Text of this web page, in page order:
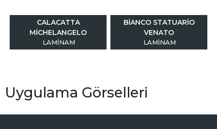
LAMINAM
CALACATTA
MICHELANGELO
LAMINAM
BIANCO STATUARIO
VENATO
Uygulama Görselleri